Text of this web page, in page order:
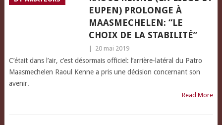
EUPEN) PROLONGE À
MAASMECHELEN: “LE
CHOIX DE LA STABILITÉ”
20 mai 2019
C’était dans l’air, c’est désormais officiel: l’arrière-latéral du Patro
Maasmechelen Raoul Kenne a pris une décision concernant son
avenir.
Read More